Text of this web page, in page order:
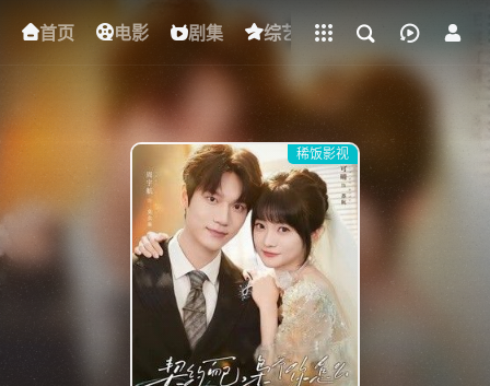
首页 电影 剧集 综艺 动漫 短剧
下载客户端
稀饭影视